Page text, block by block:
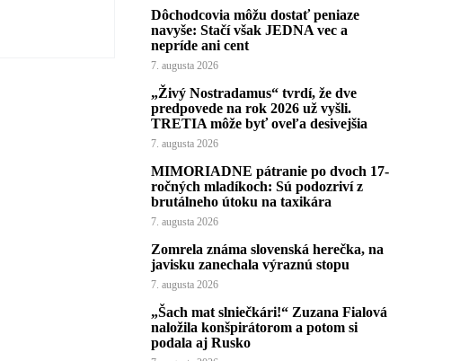
Dôchodcovia môžu dostať peniaze
navyše: Stačí však JEDNA vec a
nepríde ani cent
7. augusta 2026
„Živý Nostradamus“ tvrdí, že dve
predpovede na rok 2026 už vyšli.
TRETIA môže byť oveľa desivejšia
7. augusta 2026
MIMORIADNE pátranie po dvoch 17-
ročných mladíkoch: Sú podozriví z
brutálneho útoku na taxikára
7. augusta 2026
Zomrela známa slovenská herečka, na
javisku zanechala výraznú stopu
7. augusta 2026
„Šach mat slniečkári!“ Zuzana Fialová
naložila konšpirátorom a potom si
podala aj Rusko